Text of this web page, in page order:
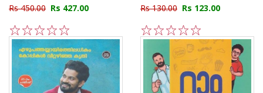
Rs 450.00 Rs 427.00
5
4
3
2
1
Rs 130.00 Rs 123.00
5
4
3
2
1